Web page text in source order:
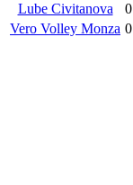
Lube Civitanova
0
Vero Volley Monza 0